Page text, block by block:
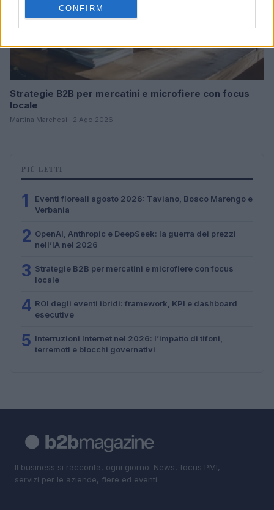
CONFIRM
Strategie B2B per mercatini e microfiere con focus
locale
Martina Marchesi · 2 Ago 2026
PIÙ LETTI
1
Eventi floreali agosto 2026: Taviano, Bosco Marengo e
Verbania
2 OpenAI, Anthropic e DeepSeek: la guerra dei prezzi
nell’IA nel 2026
3 Strategie B2B per mercatini e microfiere con focus
locale
4 ROI degli eventi ibridi: framework, KPI e dashboard
esecutive
5 Interruzioni Internet nel 2026: l’impatto di tifoni,
terremoti e blocchi governativi
Il business si racconta, ogni giorno. News, focus PMI,
servizi per le aziende, fiere ed eventi.